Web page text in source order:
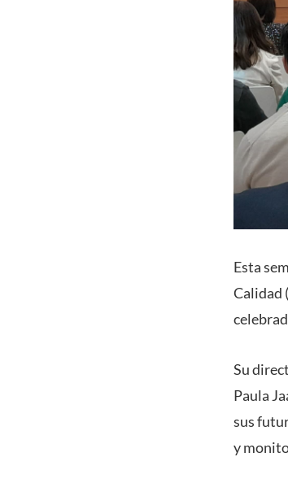
Esta
Calidad
Su
Paula
sus
y